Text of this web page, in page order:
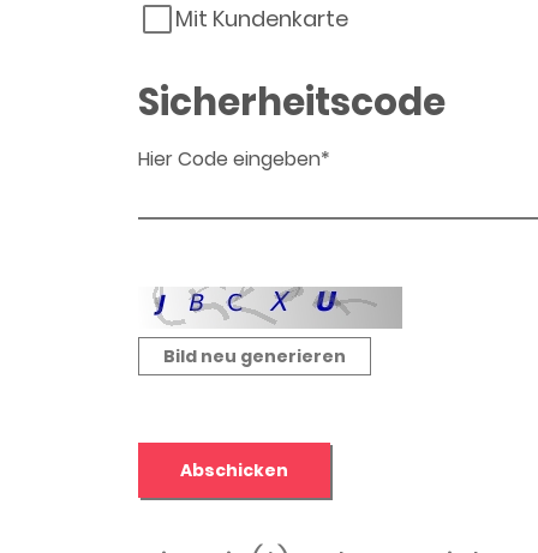
Mit Kundenkarte
Sicherheitscode
Hier Code eingeben*